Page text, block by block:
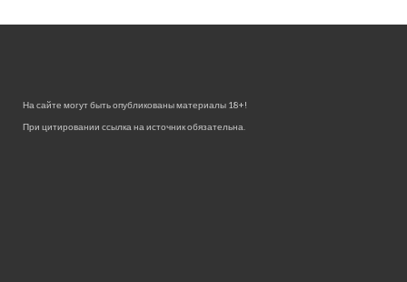
На сайте могут быть опубликованы материалы 18+!
При цитировании ссылка на источник обязательна.